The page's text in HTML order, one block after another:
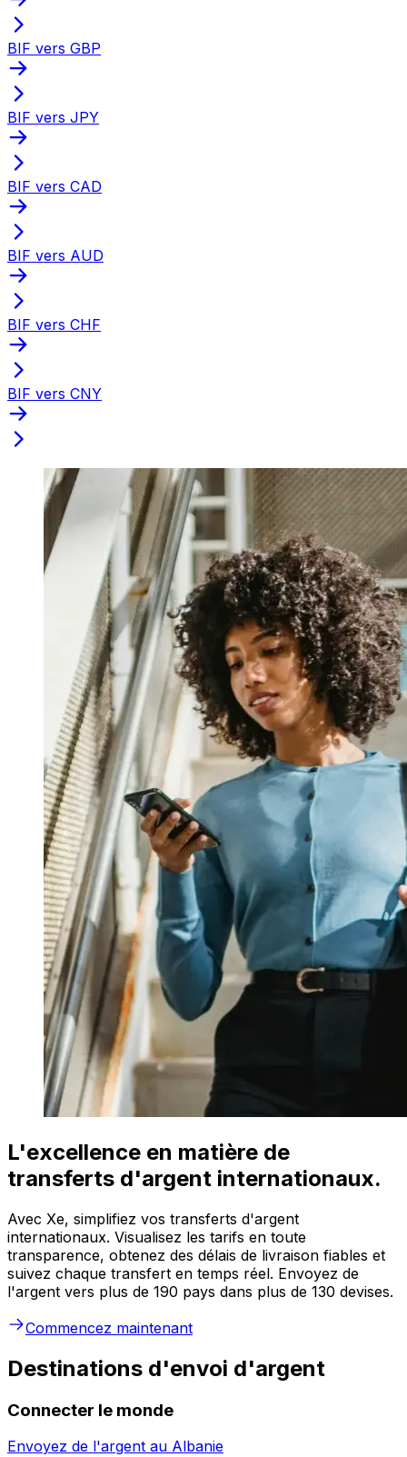
BIF vers GBP
BIF vers JPY
BIF vers CAD
BIF vers AUD
BIF vers CHF
BIF vers CNY
L'excellence en matière de
transferts d'argent internationaux.
Avec Xe, simplifiez vos transferts d'argent
internationaux. Visualisez les tarifs en toute
transparence, obtenez des délais de livraison fiables et
suivez chaque transfert en temps réel. Envoyez de
l'argent vers plus de 190 pays dans plus de 130 devises.
Commencez maintenant
Destinations d'envoi d'argent
Connecter le monde
Envoyez de l'argent au Albanie